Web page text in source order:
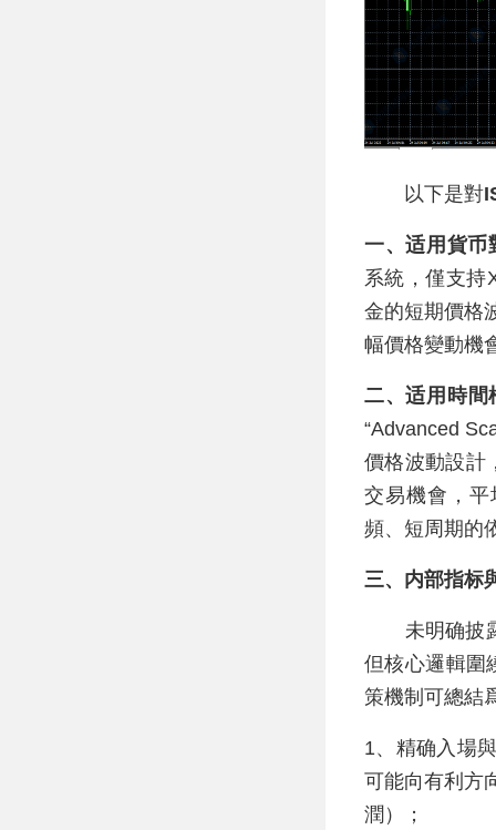
以下是對
一、适用貨币
系統，僅支持
金的短期價格
幅價格變動機
二、适用時間
“Advanced
價格波動設計
交易機會，
頻、短周期的
三、内部指标
未明确披露
但核心邏輯圍
策機制可總結
1、精确入場
可能向有利方
潤）；